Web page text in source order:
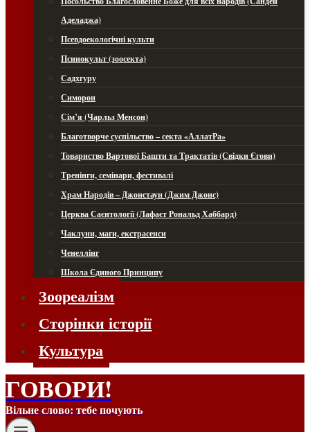
Аделаджа)
Псевдоекологічні культи
Псинокульт (зоосекта)
Садхгуру
Симорон
Сім’я (Чарльз Менсон)
Благотворче суспільство – секта «АллатРа»
Товариство Вартової Башти та Трактатів (Свідки Єгови)
Тренінги, семінари, фестивалі
Храм Народів – Джонстаун (Джим Джонс)
Церква Саєнтології (Лафаєт Рональд Хаббард)
Чаклуни, маги, екстрасенси
Ченеллінг
Школа Єдиного Принципу
Зоореалізм
Сторінки історії
Культура
ГОВОРИ!
Вільне слово: тебе почують